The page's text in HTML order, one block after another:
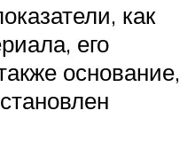
как
его
основание,